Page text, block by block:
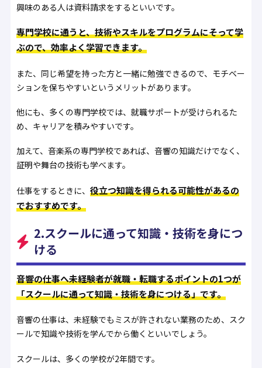
興味のある人は資料請求をするといいです。
専門学校に通うと、技術やスキルをプログラムにそって学
ぶので、効率よく学習できます。
また、同じ希望を持った方と一緒に勉強できるので、モチベー
ションを保ちやすいというメリットがあります。
他にも、多くの専門学校では、就職サポートが受けられるた
め、キャリアを積みやすいです。
加えて、音楽系の専門学校であれば、音響の知識だけでなく、
証明や舞台の技術も学べます。
仕事をするときに、 役立つ知識を得られる可能性があるの
でおすすめです。
2.スクールに通って知識・技術を身につ
ける
音響の仕事へ未経験者が就職・転職するポイントの1つが
「スクールに通って知識・技術を身につける」です。
音響の仕事は、未経験でもミスが許されない業務のため、スク
ールで知識や技術を学んでから働くといいでしょう。
スクールは、多くの学校が2年間です。